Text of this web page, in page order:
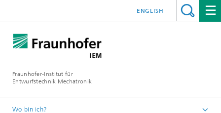
Fraunhofer-Institut für
Entwurfstechnik Mechatronik
ENGLISH
Wo bin ich?